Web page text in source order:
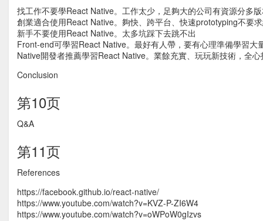
找工作不要學React Native。工作太少，足夠大的公司有資源分多
創業適合使用React Native。夠快、跨平台、快速prototyping不要
新手不要使用React Native。太多坑踩下去跳不出
Front-end可學習React Native。最好有人帶，要有心理準備學習大
Native開發者推薦學習React Native。業餘充實、玩玩新技術，全
Conclusion
第10页
Q&A
第11页
References
https://facebook.github.io/react-native/
https://www.youtube.com/watch?v=KVZ-P-ZI6W4
https://www.youtube.com/watch?v=oWPoW0gIzvs